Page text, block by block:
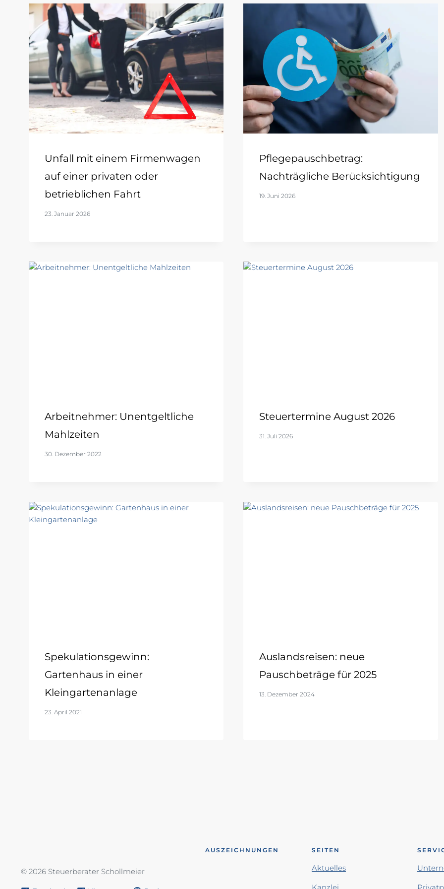
Unfall mit einem Firmenwagen
auf einer privaten oder
betrieblichen Fahrt
23. Januar 2026
Pflegepauschbetrag:
Nachträgliche Berücksichtigung
19. Juni 2026
Arbeitnehmer: Unentgeltliche
Mahlzeiten
30. Dezember 2022
Steuertermine August 2026
31. Juli 2026
Spekulationsgewinn:
Gartenhaus in einer
Kleingartenanlage
23. April 2021
Auslandsreisen: neue
Pauschbeträge für 2025
13. Dezember 2024
© 2026 Steuerberater Schollmeier
AUSZEICHNUNGEN SEITEN
Aktuelles